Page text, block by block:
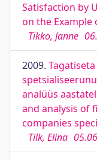
Satisfaction by
on the Example
Tikko, Janne
2009.
analüüs
and analysis of
companies
Tilk, Elina